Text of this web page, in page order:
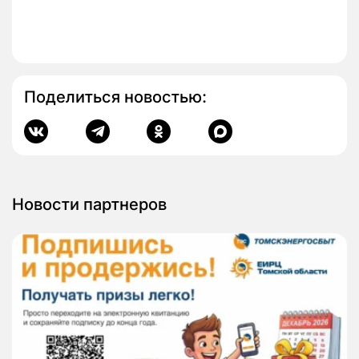
Поделиться новостью:
Новости партнеров